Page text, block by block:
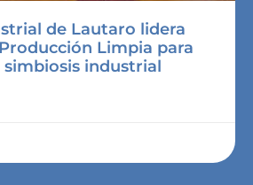
de Lautaro lidera
Limpia para
industrial